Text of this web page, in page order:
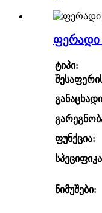
ფერადი
ტიპი:
ფუნქცია:
ნიმუშები: